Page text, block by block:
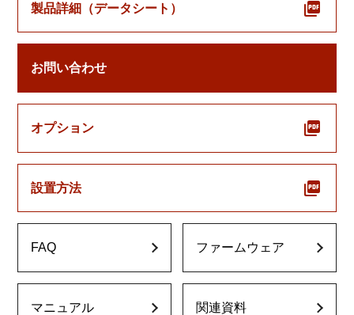
製品詳細（データシート）
お問い合わせ
オプション
設置方法
FAQ ファームウェア
マニュアル 関連資料